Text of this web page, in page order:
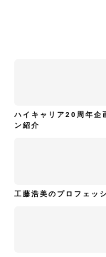
ハイキャリア20周年企
ン紹介
工藤浩美のプロフェッ